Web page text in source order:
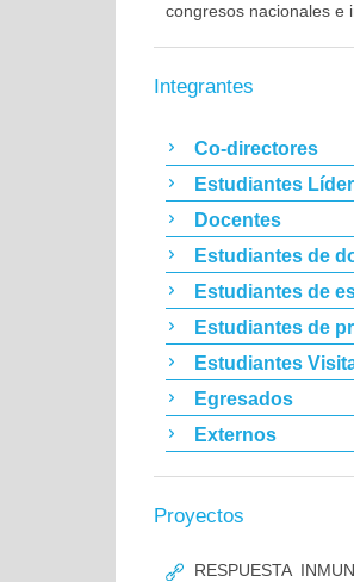
congresos nacionales e
Integrantes
Co-directores
Estudiantes
Docentes
Estudiantes de
Estudiantes de
Estudiantes de
Estudiantes
Egresados
Externos
Proyectos
RESPUESTA